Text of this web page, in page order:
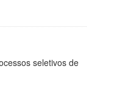
seletivos de